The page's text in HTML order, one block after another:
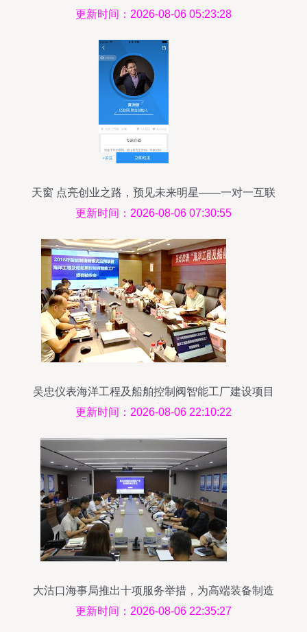
更新时间：2026-08-06 05:23:28
天窗 点亮创业之路，预见未来明星——一对一互联
网转型战略咨询服务
更新时间：2026-08-06 07:30:55
吴忠仪表海洋工程及船舶控制阀智能工厂建设项目
顺利完成验收，树立行业智造新标杆
更新时间：2026-08-06 22:10:22
大沽口海事局推出十项服务举措，为高端装备制造
产业注入海事新动能
更新时间：2026-08-06 22:35:27